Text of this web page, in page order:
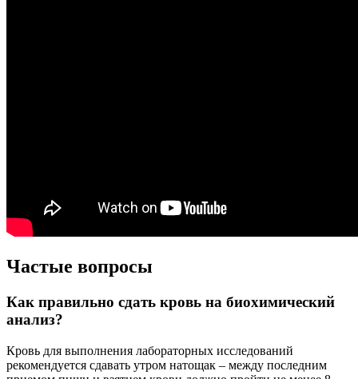
Частые вопросы
Как правильно сдать кровь на биохимический
анализ?
Кровь для выполнения лабораторных исследований
рекомендуется сдавать утром натощак – между последним